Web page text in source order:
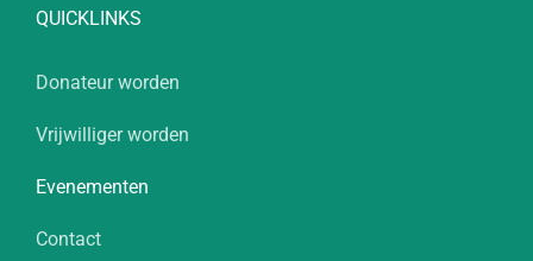
QUICKLINKS
Donateur worden
Vrijwilliger worden
Evenementen
Contact